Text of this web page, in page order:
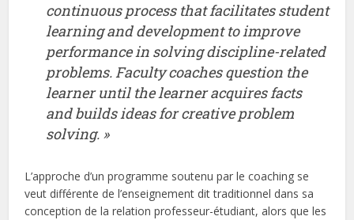
continuous process that facilitates student
learning and development to improve
performance in solving discipline-related
problems. Faculty coaches question the
learner until the learner acquires facts
and builds ideas for creative problem
solving. »
L’approche d’un programme soutenu par le coaching se
veut différente de l’enseignement dit traditionnel dans sa
conception de la relation professeur-étudiant, alors que les